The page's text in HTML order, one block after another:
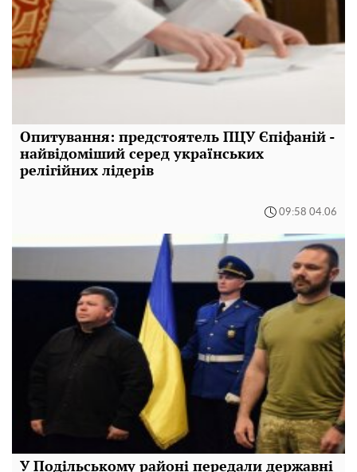
Опитування: предстоятель ПЦУ Єпіфаній -
найвідоміший серед українських
релігійних лідерів
09:58 04.06
У Подільському районі передали державні